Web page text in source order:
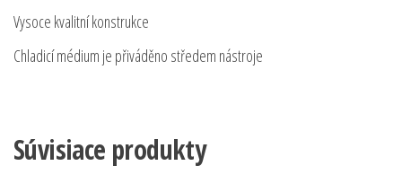
Vysoce kvalitní konstrukce
Chladicí médium je přiváděno středem nástroje
Súvisiace produkty